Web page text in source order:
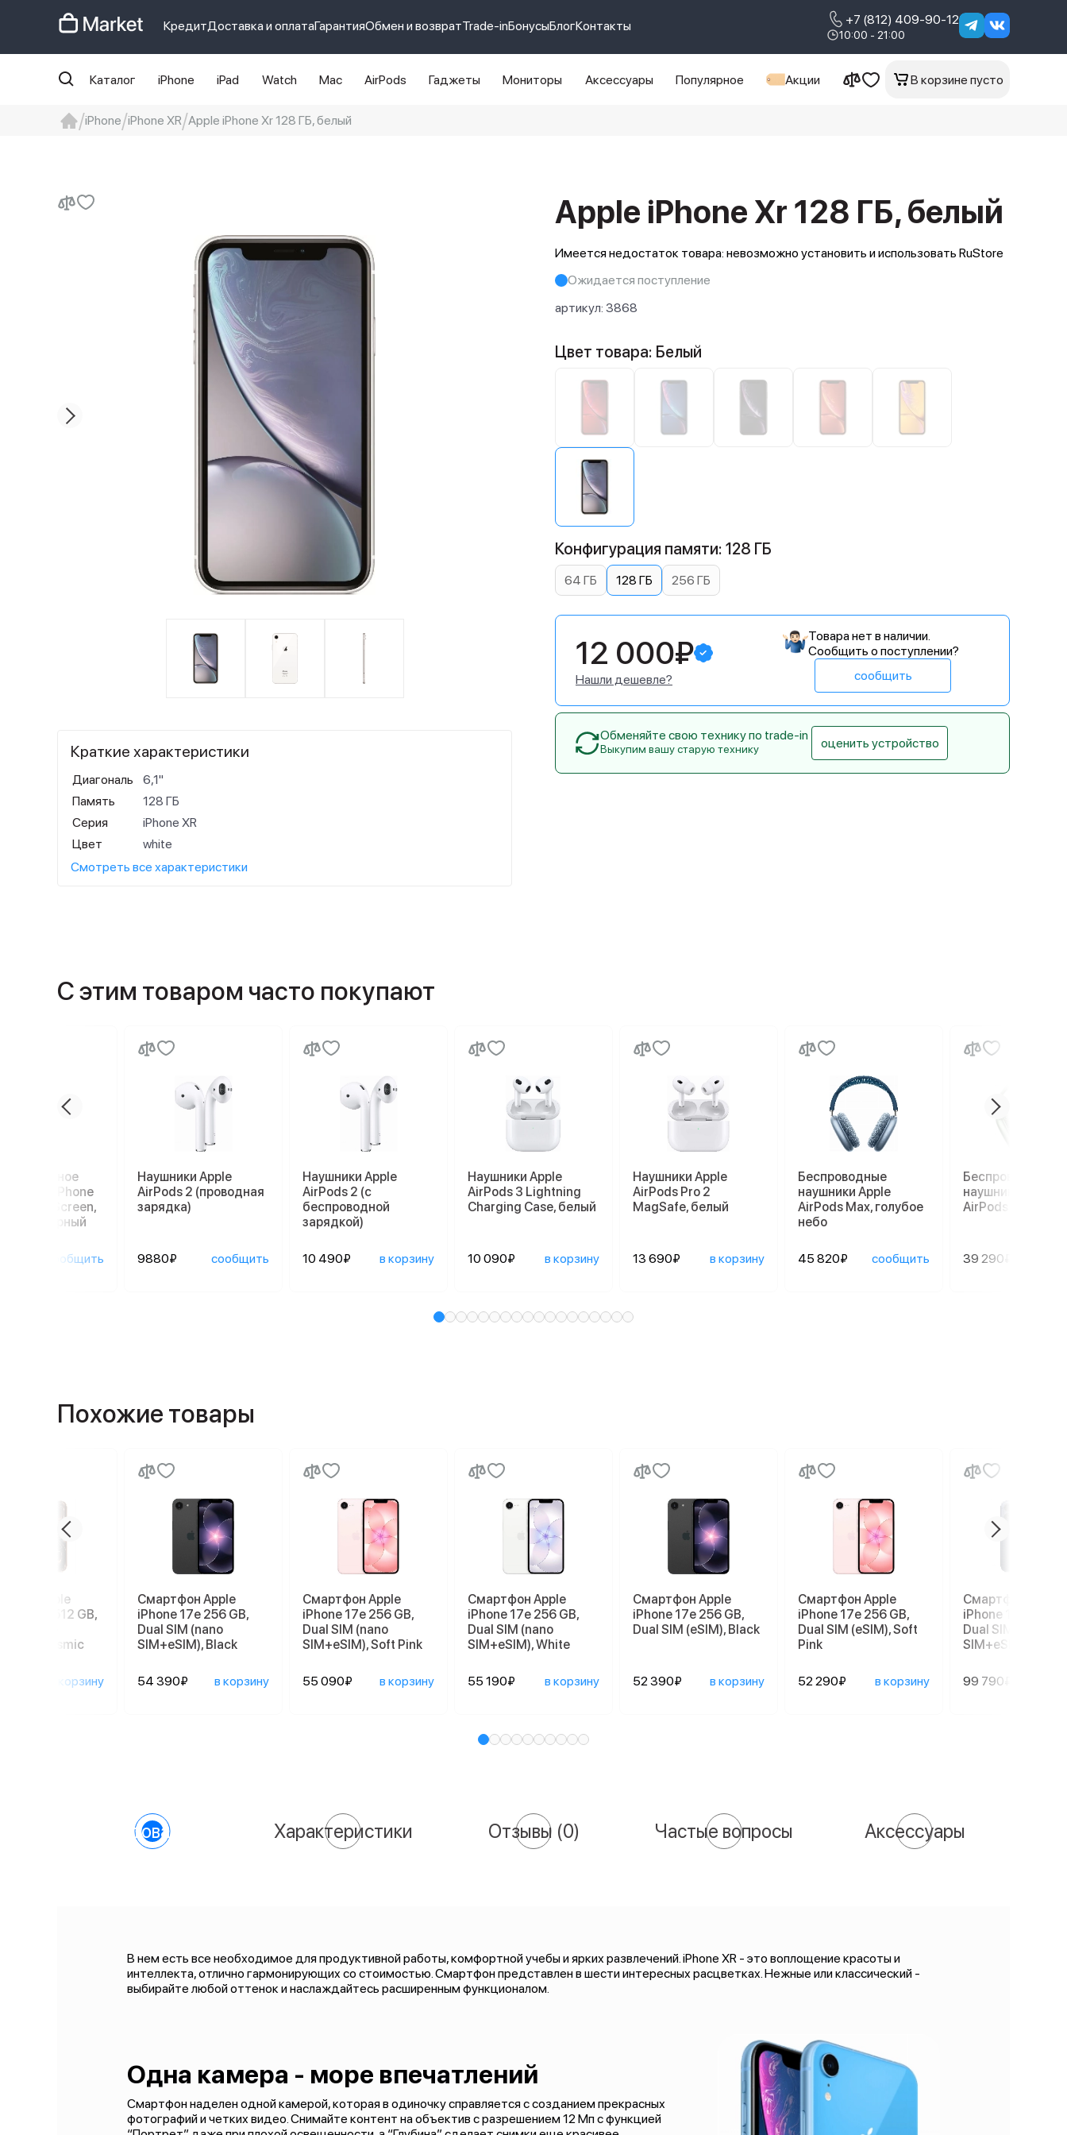
КредитДоставка и оплатаГарантияОбмен и возвратTrade-inБонусыБлогКонтакты +7 (812) 409-90-12
10:00 - 21:00
Каталог iPhone iPad Watch Mac AirPods Гаджеты Мониторы Аксессуары Популярное Акции В корзине пусто
iPhone iPhone XR Apple iPhone Xr 128 ГБ, белый
Apple iPhone Xr 128 ГБ, белый
Имеется недостаток товара: невозможно установить и использовать RuStore
Ожидается поступление
артикул: 3868
Краткие характеристики
Диагональ
6,1"
Память
128 ГБ
Серия
iPhone XR
Цвет
white
Смотреть все характеристики
Цвет товара: Белый
Конфигурация памяти: 128 ГБ
64 ГБ 128 ГБ 256 ГБ
12 000₽
Нашли дешевле?
Товара нет в наличии.
Сообщить о поступлении?
сообщить
Обменяйте свою технику по trade-in
Выкупим вашу старую технику оценить устройство
С этим товаром часто покупают
защитное
для iPhone
3D Full Screen,
GLUE, черный
сообщить
Наушники Apple
AirPods 2 (проводная
зарядка)
9880₽ сообщить
Наушники Apple
AirPods 2 (с
беспроводной
зарядкой)
10 490₽ в корзину
Наушники Apple
AirPods 3 Lightning
Charging Case, белый
10 090₽ в корзину
Наушники Apple
AirPods Pro 2
MagSafe, белый
13 690₽ в корзину
Беспроводные
наушники Apple
AirPods Max, голубое
небо
45 820₽ сообщить
Беспроводные
наушники Apple
AirPods Max,
39 290₽
Похожие товары
Apple
17 Pro 512 GB,
Cosmic
в корзину
Смартфон Apple
iPhone 17e 256 GB,
Dual SIM (nano
SIM+eSIM), Black
54 390₽ в корзину
Смартфон Apple
iPhone 17e 256 GB,
Dual SIM (nano
SIM+eSIM), Soft Pink
55 090₽ в корзину
Смартфон Apple
iPhone 17e 256 GB,
Dual SIM (nano
SIM+eSIM), White
55 190₽ в корзину
Смартфон Apple
iPhone 17e 256 GB,
Dual SIM (eSIM), Black
52 390₽ в корзину
Смартфон Apple
iPhone 17e 256 GB,
Dual SIM (eSIM), Soft
Pink
52 290₽ в корзину
Смартфон Apple
iPhone 17 Pro
Dual SIM (nano
SIM+eSIM), Deep
99 790₽
О товаре Характеристики Отзывы (0) Частые вопросы Аксессуары
В нем есть все необходимое для продуктивной работы, комфортной учебы и ярких развлечений. iPhone XR - это воплощение красоты и
интеллекта, отлично гармонирующих со стоимостью. Смартфон представлен в шести интересных расцветках. Нежные или классический -
выбирайте любой оттенок и наслаждайтесь расширенным функционалом.
Одна камера - море впечатлений
Смартфон наделен одной камерой, которая в одиночку справляется с созданием прекрасных
фотографий и четких видео. Снимайте контент на объектив с разрешением 12 Мп с функцией